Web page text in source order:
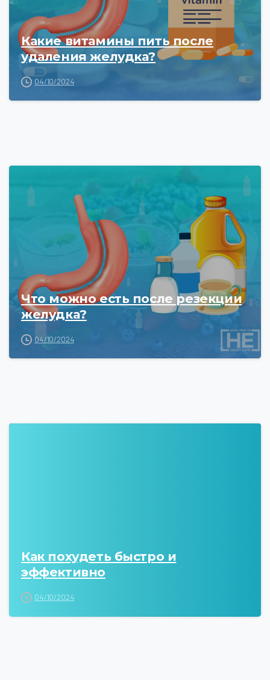
Какие витамины пить после
удаления желудка?
04/10/2024
Что можно есть после резекции
желудка?
04/10/2024
Как похудеть быстро и
эффективно
04/10/2024